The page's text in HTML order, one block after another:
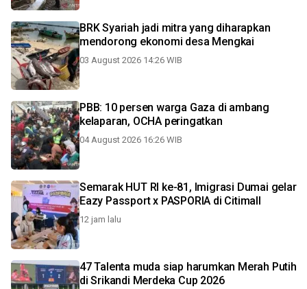
BRK Syariah jadi mitra yang diharapkan
mendorong ekonomi desa Mengkai
03 August 2026 14:26 WIB
PBB: 10 persen warga Gaza di ambang
kelaparan, OCHA peringatkan
04 August 2026 16:26 WIB
Semarak HUT RI ke-81, Imigrasi Dumai gelar
Eazy Passport x PASPORIA di Citimall
12 jam lalu
47 Talenta muda siap harumkan Merah Putih
di Srikandi Merdeka Cup 2026